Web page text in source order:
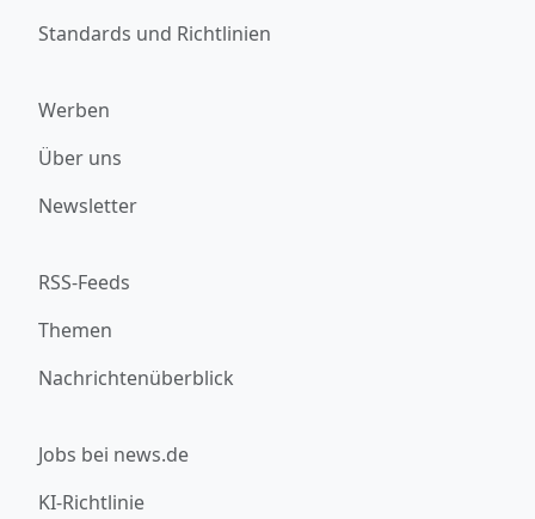
Standards und Richtlinien
Werben
Über uns
Newsletter
RSS-Feeds
Themen
Nachrichtenüberblick
Jobs bei news.de
KI-Richtlinie